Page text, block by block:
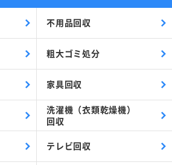
不用品回収
粗大ゴミ処分
家具回収
洗濯機（衣類乾燥機）
回収
テレビ回収